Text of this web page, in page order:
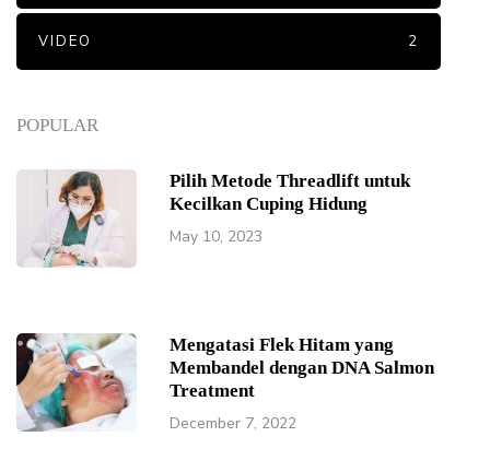
POPULAR
Pilih Metode Threadlift untuk
Kecilkan Cuping Hidung
May 10, 2023
Mengatasi Flek Hitam yang
Membandel dengan DNA Salmon
Treatment
December 7, 2022
VIDEO 2